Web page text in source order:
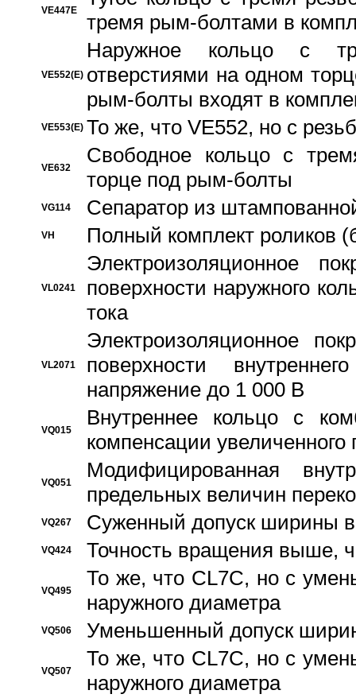
VE447E
тремя рым-болтами в
VE552(E)
Наружное кольцо с
отверстиями на одном
рым-болты входят в
VE553(E) То же, что VE552, но с
VE632
Свободное кольцо с
торце под рым-болты
VG114 Сепаратор из
VH Полный комплект роликов
VL0241
Электроизоляционное
поверхности наружного
тока
VL2071
Электроизоляционное
поверхности
напряжение до 1 000 В
VQ015
Bнутреннее кольцо с
компенсации увеличенного
VQ051
Модифицированная
предельных величин
VQ267 Суженный допуск ширины
VQ424 Точность вращения выше,
VQ495
То же, что CL7C, но с
наружного диаметра
VQ506 Уменьшенный допуск
VQ507
То же, что CL7C, но с
наружного диаметра